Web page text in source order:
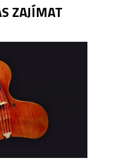
ZAJÍMAT